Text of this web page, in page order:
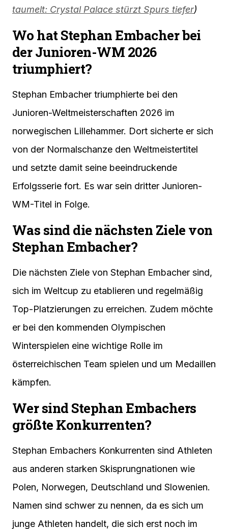
taumelt: Crystal Palace stürzt Spurs tiefer)
Wo hat Stephan Embacher bei
der Junioren-WM 2026
triumphiert?
Stephan Embacher triumphierte bei den
Junioren-Weltmeisterschaften 2026 im
norwegischen Lillehammer. Dort sicherte er sich
von der Normalschanze den Weltmeistertitel
und setzte damit seine beeindruckende
Erfolgsserie fort. Es war sein dritter Junioren-
WM-Titel in Folge.
Was sind die nächsten Ziele von
Stephan Embacher?
Die nächsten Ziele von Stephan Embacher sind,
sich im Weltcup zu etablieren und regelmäßig
Top-Platzierungen zu erreichen. Zudem möchte
er bei den kommenden Olympischen
Winterspielen eine wichtige Rolle im
österreichischen Team spielen und um Medaillen
kämpfen.
Wer sind Stephan Embachers
größte Konkurrenten?
Stephan Embachers Konkurrenten sind Athleten
aus anderen starken Skisprungnationen wie
Polen, Norwegen, Deutschland und Slowenien.
Namen sind schwer zu nennen, da es sich um
junge Athleten handelt, die sich erst noch im